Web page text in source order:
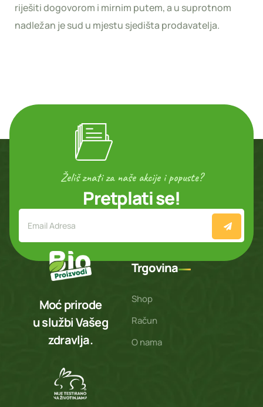
riješiti dogovorom i mirnim putem, a u suprotnom
nadležan je sud u mjestu sjedišta prodavatelja.
Želiš znati za naše akcije i popuste?
Pretplati se!
Moć prirode
u službi Vašeg
zdravlja.
Trgovina
Shop
Račun
O nama